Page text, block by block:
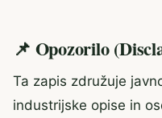
📌 Opozorilo
Ta zapis združuje
industrijske opise in